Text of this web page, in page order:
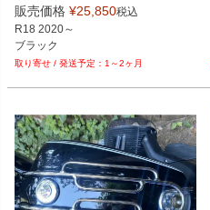
販売価格 ¥25,850税込
R18 2020～
ブラック
1～2ヶ月